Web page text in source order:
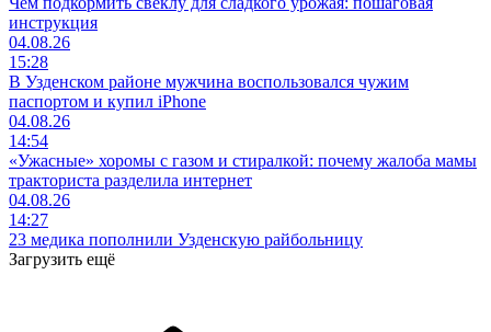
инструкция
04.08.26
15:28
В Узденском районе мужчина воспользовался чужим
паспортом и купил iPhone
04.08.26
14:54
«Ужасные» хоромы с газом и стиралкой: почему жалоба мамы
тракториста разделила интернет
04.08.26
14:27
23 медика пополнили Узденскую райбольницу
Загрузить ещё